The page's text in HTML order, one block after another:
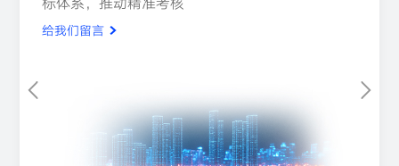
标体系，推动精准考核
给我们留言
标体系，推动精准考核
给我们留言
标体系，推动精准考核
给我们留言